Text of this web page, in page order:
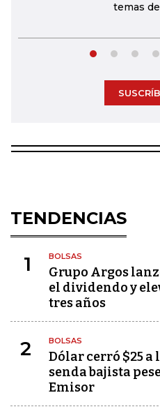
temas
TENDENCIAS
1 BOLSAS
Grupo Argos
el dividendo y
tres años
2 BOLSAS
Dólar cerró $25 a
senda bajista
Emisor